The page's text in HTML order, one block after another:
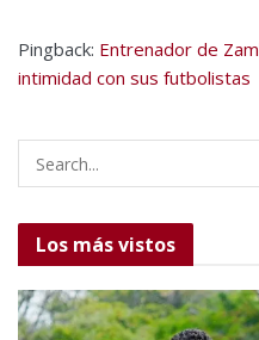
Pingback: Entrenador de
intimidad con sus futbolistas
Los más vistos